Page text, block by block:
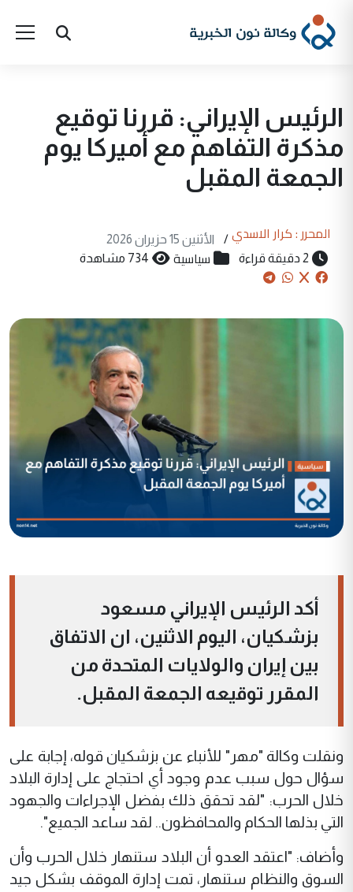
الرئيس الإيراني: قررنا توقيع
مذكرة التفاهم مع أميركا يوم
الجمعة المقبل
المحرر : كرار الاسدي /
الأثنين 15 حزيران 2026
2 دقيقة قراءة
سياسية 734 مشاهدة
أكد الرئيس الإيراني مسعود
بزشكيان، اليوم الاثنين، ان الاتفاق
بين إيران والولايات المتحدة من
المقرر توقيعه الجمعة المقبل.
ونقلت وكالة "مهر" للأنباء عن بزشكيان قوله، إجابة على
سؤال حول سبب عدم وجود أي احتجاج على إدارة البلاد
خلال الحرب: "لقد تحقق ذلك بفضل الإجراءات والجهود
التي بذلها الحكام والمحافظون.. لقد ساعد الجميع".
وأضاف: "اعتقد العدو أن البلاد ستنهار خلال الحرب وأن
السوق والنظام ستنهار، تمت إدارة الموقف بشكل جيد